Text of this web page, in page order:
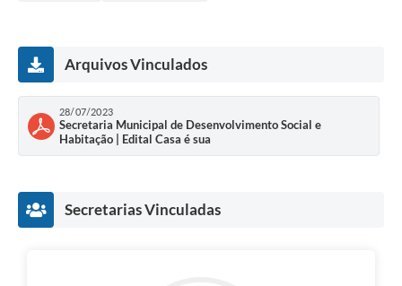
Arquivos Vinculados
28/07/2023
Secretaria Municipal de Desenvolvimento Social e
Habitação | Edital Casa é sua
Secretarias Vinculadas